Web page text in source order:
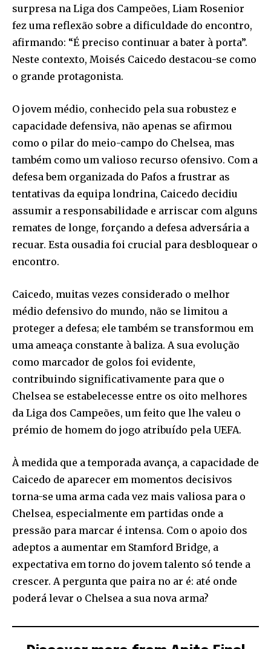
surpresa na Liga dos Campeões, Liam Rosenior
fez uma reflexão sobre a dificuldade do encontro,
afirmando: “É preciso continuar a bater à porta”.
Neste contexto, Moisés Caicedo destacou-se como
o grande protagonista.
O jovem médio, conhecido pela sua robustez e
capacidade defensiva, não apenas se afirmou
como o pilar do meio-campo do Chelsea, mas
também como um valioso recurso ofensivo. Com a
defesa bem organizada do Pafos a frustrar as
tentativas da equipa londrina, Caicedo decidiu
assumir a responsabilidade e arriscar com alguns
remates de longe, forçando a defesa adversária a
recuar. Esta ousadia foi crucial para desbloquear o
encontro.
Caicedo, muitas vezes considerado o melhor
médio defensivo do mundo, não se limitou a
proteger a defesa; ele também se transformou em
uma ameaça constante à baliza. A sua evolução
como marcador de golos foi evidente,
contribuindo significativamente para que o
Chelsea se estabelecesse entre os oito melhores
da Liga dos Campeões, um feito que lhe valeu o
prémio de homem do jogo atribuído pela UEFA.
À medida que a temporada avança, a capacidade de
Caicedo de aparecer em momentos decisivos
torna-se uma arma cada vez mais valiosa para o
Chelsea, especialmente em partidas onde a
pressão para marcar é intensa. Com o apoio dos
adeptos a aumentar em Stamford Bridge, a
expectativa em torno do jovem talento só tende a
crescer. A pergunta que paira no ar é: até onde
poderá levar o Chelsea a sua nova arma?